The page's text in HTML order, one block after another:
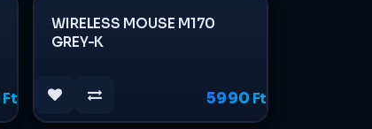
Ft
WIRELESS MOUSE M170
GREY-K
5990 Ft